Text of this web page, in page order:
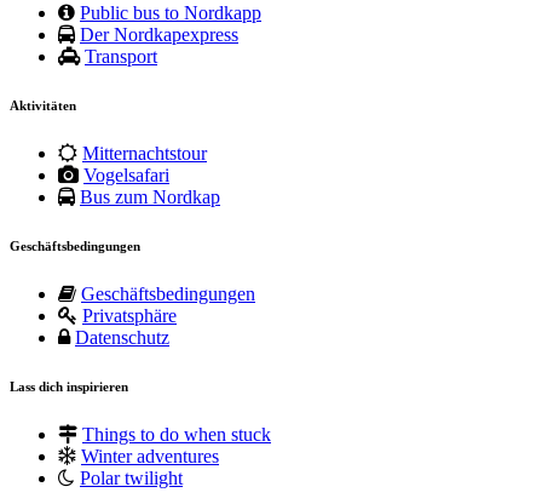
Public bus to Nordkapp
Der Nordkapexpress
Transport
Aktivitäten
Mitternachtstour
Vogelsafari
Bus zum Nordkap
Geschäftsbedingungen
Geschäftsbedingungen
Privatsphäre
Datenschutz
Lass dich inspirieren
Things to do when stuck
Winter adventures
Polar twilight